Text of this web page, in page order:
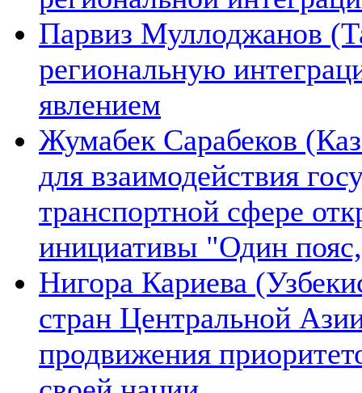
Парвиз Муллоджанов
региональную
явлением
Жумабек Сарабеков
для взаимодействия
транспортной сфере
инициативы "Один
Нигора Кариева
стран Центральной
продвижения